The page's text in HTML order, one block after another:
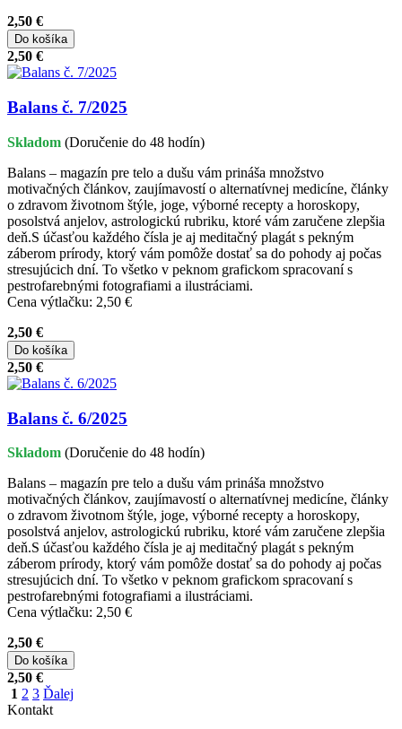
2,50 €
Do košíka
2,50 €
Balans č. 7/2025
Skladom (Doručenie do 48 hodín)
Balans – magazín pre telo a dušu vám prináša množstvo
motivačných článkov, zaujímavostí o alternatívnej medicíne, články
o zdravom životnom štýle, joge, výborné recepty a horoskopy,
posolstvá anjelov, astrologickú rubriku, ktoré vám zaručene zlepšia
deň.S účasťou každého čísla je aj meditačný plagát s pekným
záberom prírody, ktorý vám pomôže dostať sa do pohody aj počas
stresujúcich dní. To všetko v peknom grafickom spracovaní s
pestrofarebnými fotografiami a ilustráciami.
Cena výtlačku: 2,50 €
2,50 €
Do košíka
2,50 €
Balans č. 6/2025
Skladom (Doručenie do 48 hodín)
Balans – magazín pre telo a dušu vám prináša množstvo
motivačných článkov, zaujímavostí o alternatívnej medicíne, články
o zdravom životnom štýle, joge, výborné recepty a horoskopy,
posolstvá anjelov, astrologickú rubriku, ktoré vám zaručene zlepšia
deň.S účasťou každého čísla je aj meditačný plagát s pekným
záberom prírody, ktorý vám pomôže dostať sa do pohody aj počas
stresujúcich dní. To všetko v peknom grafickom spracovaní s
pestrofarebnými fotografiami a ilustráciami.
Cena výtlačku: 2,50 €
2,50 €
Do košíka
2,50 €
1 2 3 Ďalej
Kontakt